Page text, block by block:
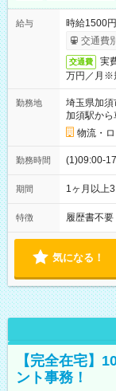
給与
時給1500円
交通費
交通費
実
万円／月※
勤務地
埼玉県加須
加須駅か
物流・
勤務時間 (1)09:00-
期間 1ヶ月以上
特徴 履歴書不要
気になる！
【完全在宅】
ント事務！